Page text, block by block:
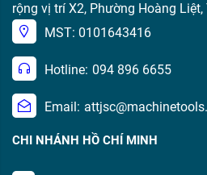
rộng vị trí X2, Phường Hoàng Liệt,
MST: 0101643416
Hotline: 094 896 6655
Email:
CHI NHÁNH HỒ CHÍ MINH